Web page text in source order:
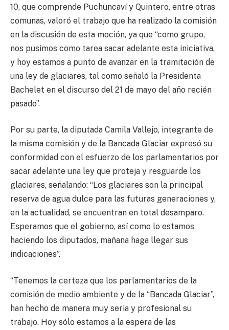
10, que comprende Puchuncaví y Quintero, entre otras
comunas, valoró el trabajo que ha realizado la comisión
en la discusión de esta moción, ya que “como grupo,
nos pusimos como tarea sacar adelante esta iniciativa,
y hoy estamos a punto de avanzar en la tramitación de
una ley de glaciares, tal como señaló la Presidenta
Bachelet en el discurso del 21 de mayo del año recién
pasado”.
Por su parte, la diputada Camila Vallejo, integrante de
la misma comisión y de la Bancada Glaciar expresó su
conformidad con el esfuerzo de los parlamentarios por
sacar adelante una ley que proteja y resguarde los
glaciares, señalando: “Los glaciares son la principal
reserva de agua dulce para las futuras generaciones y,
en la actualidad, se encuentran en total desamparo.
Esperamos que el gobierno, así como lo estamos
haciendo los diputados, mañana haga llegar sus
indicaciones”.
“Tenemos la certeza que los parlamentarios de la
comisión de medio ambiente y de la “Bancada Glaciar”,
han hecho de manera muy seria y profesional su
trabajo. Hoy sólo estamos a la espera de las